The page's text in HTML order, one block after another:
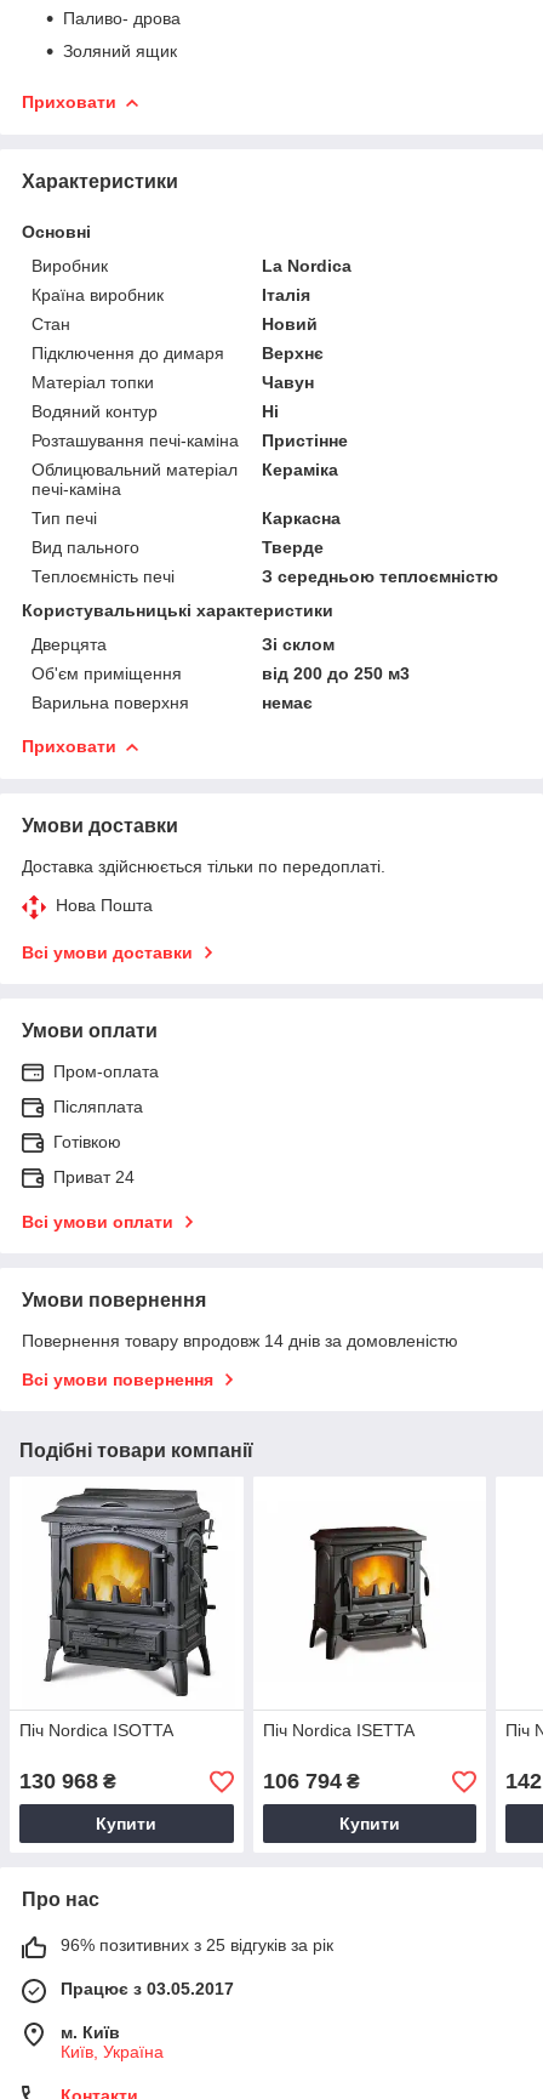
Паливо- дрова
Золяний ящик
Приховати
Характеристики
Основні
Виробник
La Nordica
Країна виробник
Італія
Стан
Новий
Підключення до димаря
Верхнє
Матеріал топки
Чавун
Водяний контур
Ні
Розташування печі-каміна
Пристінне
Облицювальний матеріал
печі-каміна
Кераміка
Тип печі
Каркасна
Вид пального
Тверде
Теплоємність печі
З середньою теплоємністю
Користувальницькі характеристики
Дверцята
Зі склом
Об'єм приміщення
від 200 до 250 м3
Варильна поверхня
немає
Приховати
Умови доставки
Доставка здійснюється тільки по передоплаті.
Нова Пошта
Всі умови доставки
Умови оплати
Пром-оплата
Післяплата
Готівкою
Приват 24
Всі умови оплати
Умови повернення
Повернення товару впродовж 14 днів за домовленістю
Всі умови повернення
Подібні товари компанії
Піч Nordica ISOTTA
130 968 ₴
Купити
Піч Nordica ISETTA
106 794₴
Купити
Піч
Про нас
96% позитивних з 25 відгуків за рік
Працює з 03.05.2017
м. Київ
Київ, Україна